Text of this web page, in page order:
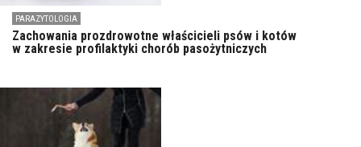
PARAZYTOLOGIA
Zachowania prozdrowotne właścicieli psów i kotów
w zakresie profilaktyki chorób pasożytniczych